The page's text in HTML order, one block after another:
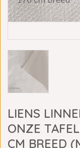
LIENS
ONZE
CM BREED